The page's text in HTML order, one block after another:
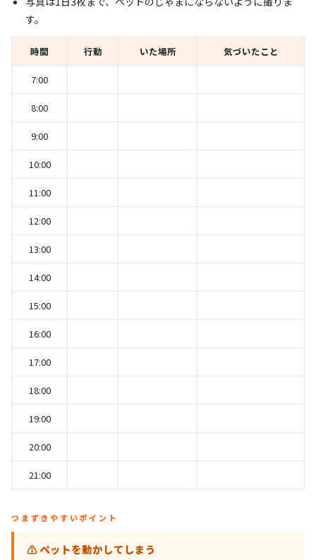
す。
時間 行動 いた場所 気づいたこと
7:00
8:00
9:00
10:00
11:00
12:00
13:00
14:00
15:00
16:00
17:00
18:00
19:00
20:00
21:00
つまずきやすいポイント
⚠️ ペットを動かしてしまう